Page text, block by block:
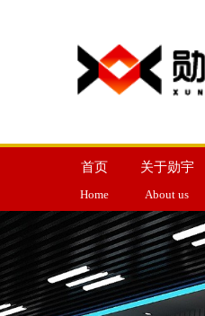
首页
Home
关于勋宇
About us